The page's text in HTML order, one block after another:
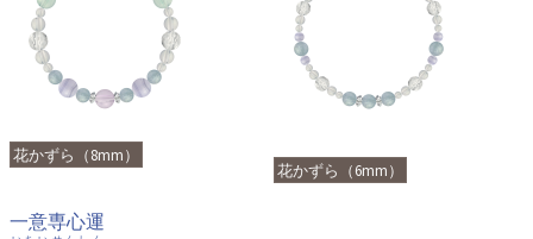
花かずら（8mm）
一意専心運
花かずら（6mm）